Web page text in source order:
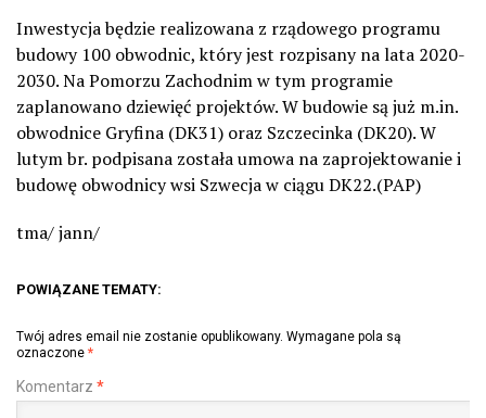
Inwestycja będzie realizowana z rządowego programu
budowy 100 obwodnic, który jest rozpisany na lata 2020-
2030. Na Pomorzu Zachodnim w tym programie
zaplanowano dziewięć projektów. W budowie są już m.in.
obwodnice Gryfina (DK31) oraz Szczecinka (DK20). W
lutym br. podpisana została umowa na zaprojektowanie i
budowę obwodnicy wsi Szwecja w ciągu DK22.(PAP)
tma/ jann/
POWIĄZANE TEMATY:
Twój adres email nie zostanie opublikowany. Wymagane pola są
oznaczone *
Komentarz *